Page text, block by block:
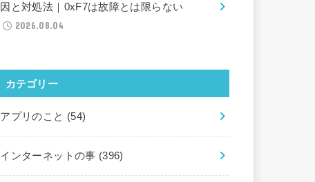
因と対処法｜0xF7は故障とは限らない
2026.08.04
カテゴリー
アプリのこと (54)
インターネットの事 (396)